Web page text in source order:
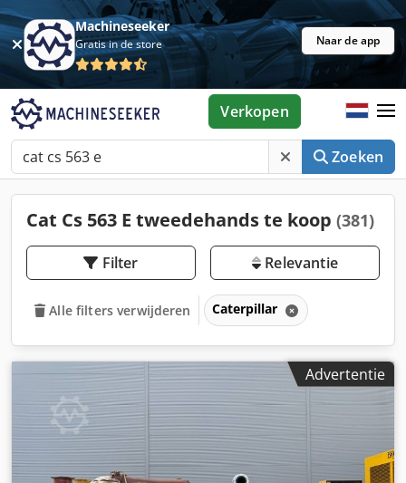
Machineseeker
Gratis in de store Naar de app
Zoeken
Verkopen
Cat Cs 563 E tweedehands te koop (381)
Filter Relevantie
Alle filters verwijderen Caterpillar
Advertentie